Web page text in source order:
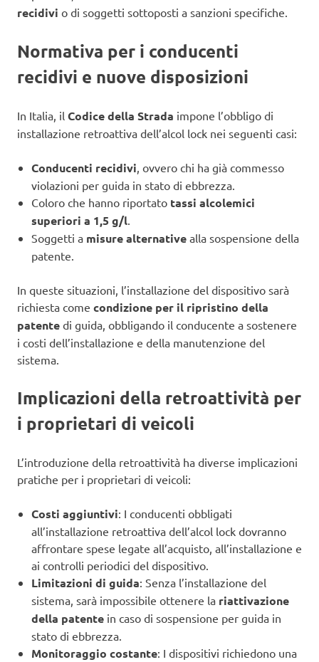
recidivi o di soggetti sottoposti a sanzioni specifiche.
Normativa per i conducenti
recidivi e nuove disposizioni
In Italia, il Codice della Strada impone l’obbligo di
installazione retroattiva dell’alcol lock nei seguenti casi:
Conducenti recidivi, ovvero chi ha già commesso
violazioni per guida in stato di ebbrezza.
Coloro che hanno riportato tassi alcolemici
superiori a 1,5 g/l.
Soggetti a misure alternative alla sospensione della
patente.
In queste situazioni, l’installazione del dispositivo sarà
richiesta come condizione per il ripristino della
patente di guida, obbligando il conducente a sostenere
i costi dell’installazione e della manutenzione del
sistema.
Implicazioni della retroattività per
i proprietari di veicoli
L’introduzione della retroattività ha diverse implicazioni
pratiche per i proprietari di veicoli:
Costi aggiuntivi: I conducenti obbligati
all’installazione retroattiva dell’alcol lock dovranno
affrontare spese legate all’acquisto, all’installazione e
ai controlli periodici del dispositivo.
Limitazioni di guida: Senza l’installazione del
sistema, sarà impossibile ottenere la riattivazione
della patente in caso di sospensione per guida in
stato di ebbrezza.
Monitoraggio costante: I dispositivi richiedono una